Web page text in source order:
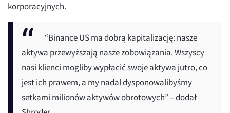
korporacyjnych.
“Binance US ma dobrą kapitalizację: nasze
aktywa przewyższają nasze zobowiązania. Wszyscy
nasi klienci mogliby wypłacić swoje aktywa jutro, co
jest ich prawem, a my nadal dysponowalibyśmy
setkami milionów aktywów obrotowych” – dodał